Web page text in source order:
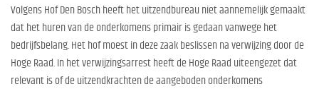
Volgens Hof Den Bosch heeft het uitzendbureau niet aannemelijk gemaakt
dat het huren van de onderkomens primair is gedaan vanwege het
bedrijfsbelang. Het hof moest in deze zaak beslissen na verwijzing door de
Hoge Raad. In het verwijzingsarrest heeft de Hoge Raad uiteengezet dat
relevant is of de uitzendkrachten de aangeboden onderkomens